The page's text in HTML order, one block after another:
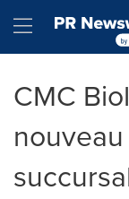
Hamburger
CMC